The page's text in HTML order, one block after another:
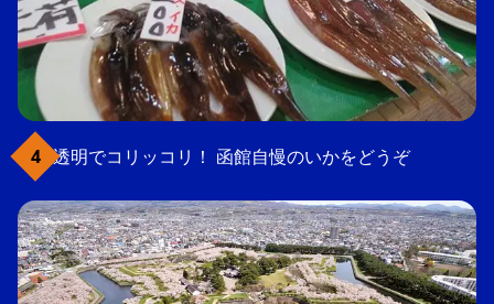
透明でコリッコリ！ 函館自慢のいかをどうぞ